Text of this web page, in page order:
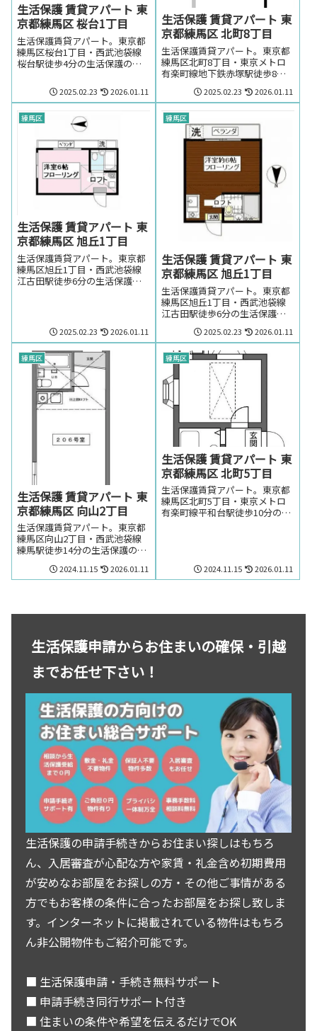
生活保護 賃貸アパート 東
京都練馬区 桜台1丁目
生活保護賃貸アパート。東京都
練馬区桜台1丁目・西武池袋線
桜台駅徒歩4分の生活保護の方
都練馬区桜台1丁目・西武池袋
線桜台駅周辺のお部屋を探しの
方はお気軽にお問い合わせくだ
さい。
2025.02.23 2026.01.11
生活保護 賃貸アパート 東
京都練馬区 北町8丁目
生活保護賃貸アパート。東京都
練馬区北町8丁目・東京メトロ
有楽町線地下鉄赤塚駅徒歩8分
アパート。東京都練馬区北町8
丁目・東京メトロ有楽町線地下
鉄赤塚駅周辺のお部屋を探しの
方はお気軽にお問い合わせくだ
さい。
2025.02.23 2026.01.11
練馬区
生活保護 賃貸アパート 東
京都練馬区 旭丘1丁目
生活保護賃貸アパート。東京都
練馬区旭丘1丁目・西武池袋線
江古田駅徒歩6分の生活保護の
しの方はお気軽にお問い合わせ
ください。2025.02.23 2026.01.11
練馬区
生活保護 賃貸アパート 東
京都練馬区 旭丘1丁目
生活保護賃貸アパート。東京都
練馬区旭丘1丁目・西武池袋線
江古田駅徒歩6分の生活保護の
方でも賃貸可能なアパート。東
京都練馬区旭丘1丁目・西武池
袋線江古田駅周辺のお部屋を探
しの方はお気軽にお問い合わせ
2025.02.23 2026.01.11
練馬区
生活保護 賃貸アパート 東
京都練馬区 向山2丁目
生活保護賃貸アパート。東京都
練馬区向山2丁目・西武池袋線
練馬駅徒歩14分の生活保護の方
保護の方で東京都練馬区向山2
丁目・西武池袋線練馬駅周辺の
2024.11.15 2026.01.11
練馬区
生活保護 賃貸アパート 東
京都練馬区 北町5丁目
生活保護賃貸アパート。東京都
練馬区北町5丁目・東京メトロ
有楽町線平和台駅徒歩10分の生
お探しの方はお気軽にお問い合
わせください。
2024.11.15 2026.01.11
生活保護申請からお住まいの確保・引越
までお任せ下さい！
生活保護の申請手続きからお住まい探しはもちろ
ん、入居審査が心配な方や家賃・礼金含め初期費用
が安めなお部屋をお探しの方・その他ご事情がある
方でもお客様の条件に合ったお部屋をお探し致しま
す。インターネットに掲載されている物件はもちろ
ん非公開物件もご紹介可能です。
■ 生活保護申請・手続き無料サポート
■ 申請手続き同行サポート付き
■ 住まいの条件や希望を伝えるだけでOK